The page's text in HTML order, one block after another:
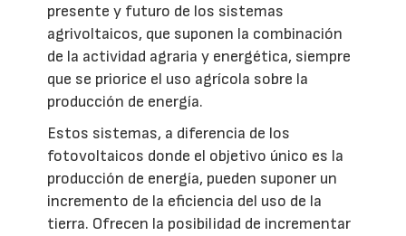
presente y futuro de los sistemas
agrivoltaicos, que suponen la combinación
de la actividad agraria y energética, siempre
que se priorice el uso agrícola sobre la
producción de energía.
Estos sistemas, a diferencia de los
fotovoltaicos donde el objetivo único es la
producción de energía, pueden suponer un
incremento de la eficiencia del uso de la
tierra. Ofrecen la posibilidad de incrementar